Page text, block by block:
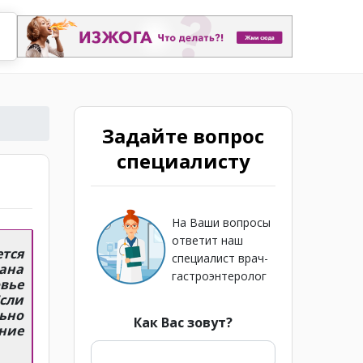
Задайте вопрос
специалисту
На Ваши вопросы
ответит наш
специалист врач-
гастроэнтеролог
Как Вас зовут?